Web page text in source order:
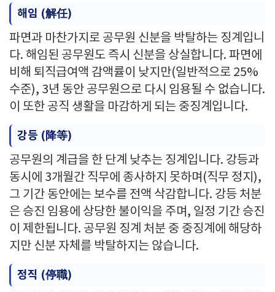
해임 (解任)
파면과 마찬가지로 공무원 신분을 박탈하는 징계입니
다. 해임된 공무원도 즉시 신분을 상실합니다. 파면에
비해 퇴직급여액 감액률이 낮지만(일반적으로 25%
수준), 3년 동안 공무원으로 다시 임용될 수 없습니다.
이 또한 공직 생활을 마감하게 되는 중징계입니다.
강등 (降等)
공무원의 계급을 한 단계 낮추는 징계입니다. 강등과
동시에 3개월간 직무에 종사하지 못하며(직무 정지),
그 기간 동안에는 보수를 전액 삭감합니다. 강등 처분
은 승진 임용에 상당한 불이익을 주며, 일정 기간 승진
이 제한됩니다. 공무원 징계 처분 중 중징계에 해당하
지만 신분 자체를 박탈하지는 않습니다.
정직 (停職)